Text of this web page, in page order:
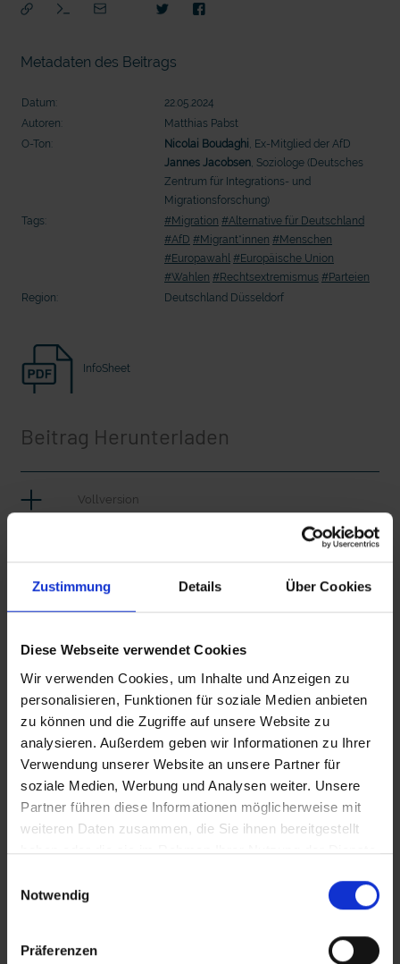
Zustimmung Details Über Cookies
Diese Webseite verwendet Cookies
Wir verwenden Cookies, um Inhalte und Anzeigen zu
personalisieren, Funktionen für soziale Medien anbieten
zu können und die Zugriffe auf unsere Website zu
analysieren. Außerdem geben wir Informationen zu Ihrer
Verwendung unserer Website an unsere Partner für
soziale Medien, Werbung und Analysen weiter. Unsere
Partner führen diese Informationen möglicherweise mit
weiteren Daten zusammen, die Sie ihnen bereitgestellt
haben oder die sie im Rahmen Ihrer Nutzung der Dienste
Notwendig
Präferenzen
Seelsorge für Trucker: "Könige der
Landstraße" oder "Deppen der Nation"?
"Wir bauen Cherson wieder auf" -
in der Ukraine
mit epd Text
In Sicherheit in Deutschland, in Gedanken im Krieg
Metadaten des Beitrags
Datum:
22.05.2024
Autoren:
Matthias Pabst
O-Ton:
Nicolai Boudaghi , Ex-Mitglied der AfD
Jannes Jacobsen , Soziologe (Deutsches
Zentrum für Integrations- und
Migrationsforschung)
Tags:
#Migration #Alternative für Deutschland
#AfD #Migrant*innen #Menschen
#Europawahl #Europäische Union
#Wahlen #Rechtsextremismus #Parteien
Region:
Deutschland Düsseldorf
InfoSheet
Beitrag Herunterladen
Vollversion
iT_AfD_Migranten
VERTICAL_CLEAN_AfD_Migranten
Zusätzliches Material